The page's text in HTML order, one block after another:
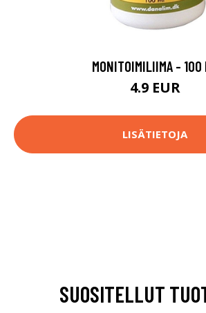
MONITOIMILIIMA - 100
4.9 EUR
LISÄTIETOJA
SUOSITELLUT